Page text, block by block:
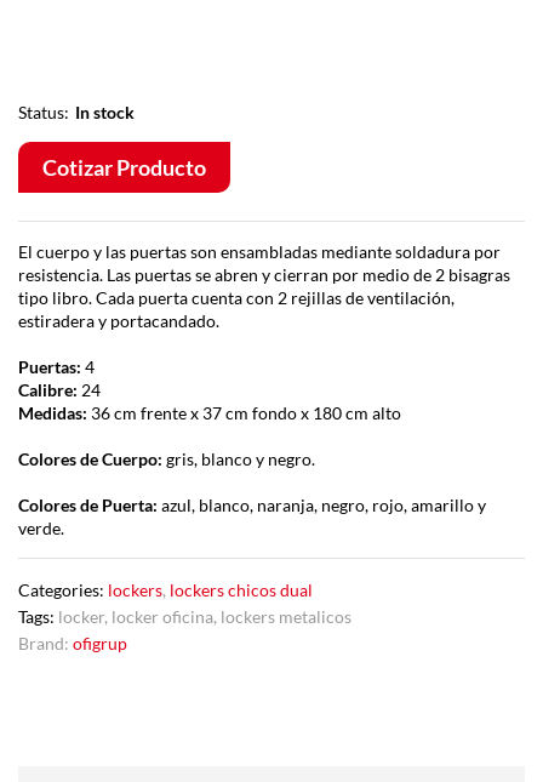
Status: In stock
Cotizar Producto
El cuerpo y las puertas son ensambladas mediante soldadura por
resistencia. Las puertas se abren y cierran por medio de 2 bisagras
tipo libro. Cada puerta cuenta con 2 rejillas de ventilación,
estiradera y portacandado.
Puertas: 4
Calibre: 24
Medidas: 36 cm frente x 37 cm fondo x 180 cm alto
Colores de Cuerpo: gris, blanco y negro.
Colores de Puerta: azul, blanco, naranja, negro, rojo, amarillo y
verde.
Categories: lockers, lockers chicos dual
Tags: locker, locker oficina, lockers metalicos
Brand: ofigrup